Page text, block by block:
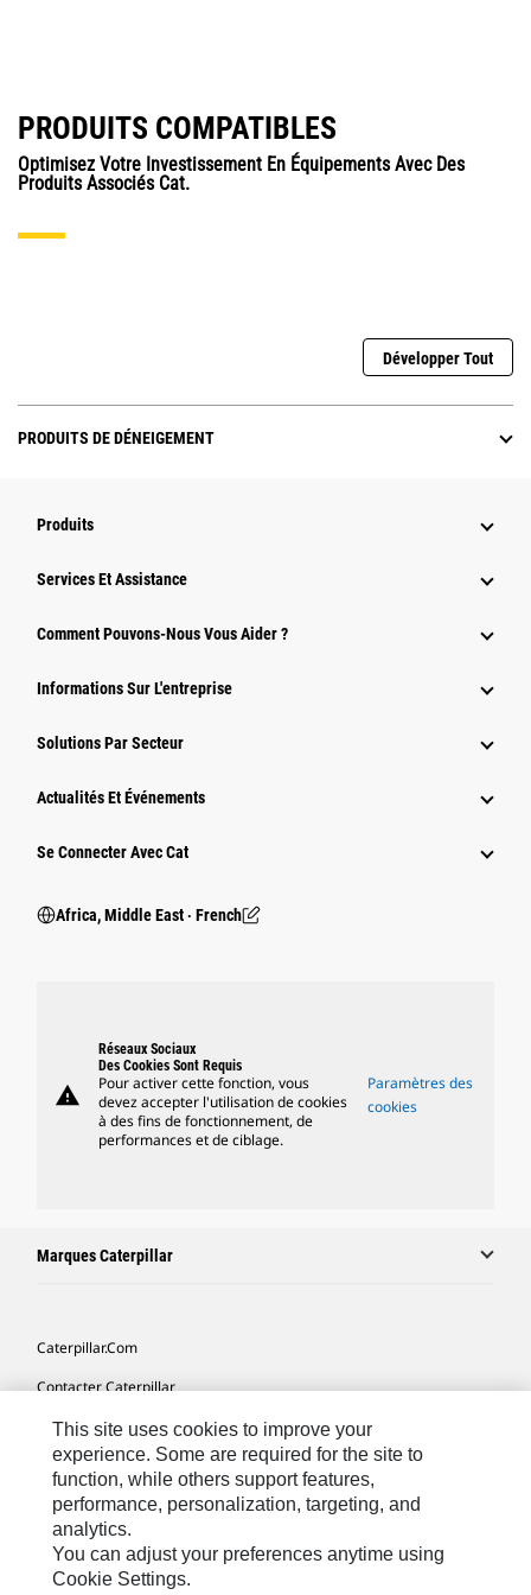
PRODUITS COMPATIBLES
Optimisez Votre Investissement En Équipements Avec Des
Produits Associés Cat.
Développer Tout
PRODUITS DE DÉNEIGEMENT
Produits
Services Et Assistance
Comment Pouvons-Nous Vous Aider ?
Informations Sur L'entreprise
Solutions Par Secteur
Actualités Et Événements
Se Connecter Avec Cat
Africa, Middle East ‧ French
warning
Réseaux Sociaux
Des Cookies Sont Requis
Pour activer cette fonction, vous
devez accepter l'utilisation de cookies
à des fins de fonctionnement, de
performances et de ciblage.
Paramètres des
cookies
Marques Caterpillar
Caterpillar.com
Contacter Caterpillar
Mes Préférences Marketing
Plan Du Site
Cookie Settings
Mentions Légales
Confidentialité
This site uses cookies to improve your
experience. Some are required for the site to
function, while others support features,
performance, personalization, targeting, and
analytics.
You can adjust your preferences anytime using
Cookie Settings.